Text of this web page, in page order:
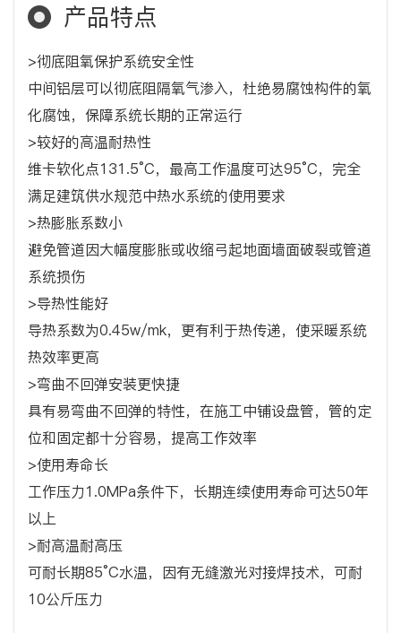
产品特点
>彻底阻氧保护系统安全性
中间铝层可以彻底阻隔氧气渗入，杜绝易腐蚀构件的氧
化腐蚀，保障系统长期的正常运行
>较好的高温耐热性
维卡软化点131.5°C，最高工作温度可达95°C，完全
满足建筑供水规范中热水系统的使用要求
>热膨胀系数小
避免管道因大幅度膨胀或收缩弓起地面墙面破裂或管道
系统损伤
>导热性能好
导热系数为0.45w/mk，更有利于热传递，使采暖系统
热效率更高
>弯曲不回弹安装更快捷
具有易弯曲不回弹的特性，在施工中铺设盘管，管的定
位和固定都十分容易，提高工作效率
>使用寿命长
工作压力1.0MPa条件下，长期连续使用寿命可达50年
以上
>耐高温耐高压
可耐长期85°C水温，因有无缝激光对接焊技术，可耐
10公斤压力